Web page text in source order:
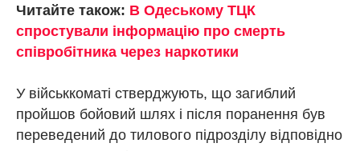
Читайте також: В Одеському ТЦК
спростували інформацію про смерть
співробітника через наркотики
У військкоматі стверджують, що загиблий
пройшов бойовий шлях і після поранення був
переведений до тилового підрозділу відповідно